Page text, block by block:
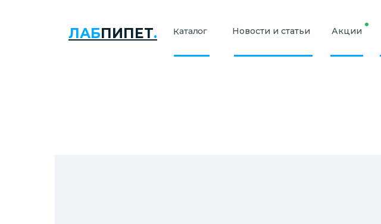
ЛАБПИПЕТ. Каталог Новости и статьи Акции